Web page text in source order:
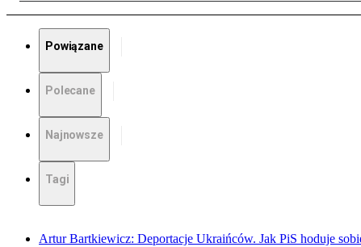
Powiązane
Polecane
Najnowsze
Tagi
Artur Bartkiewicz: Deportacje Ukraińców. Jak PiS hoduje